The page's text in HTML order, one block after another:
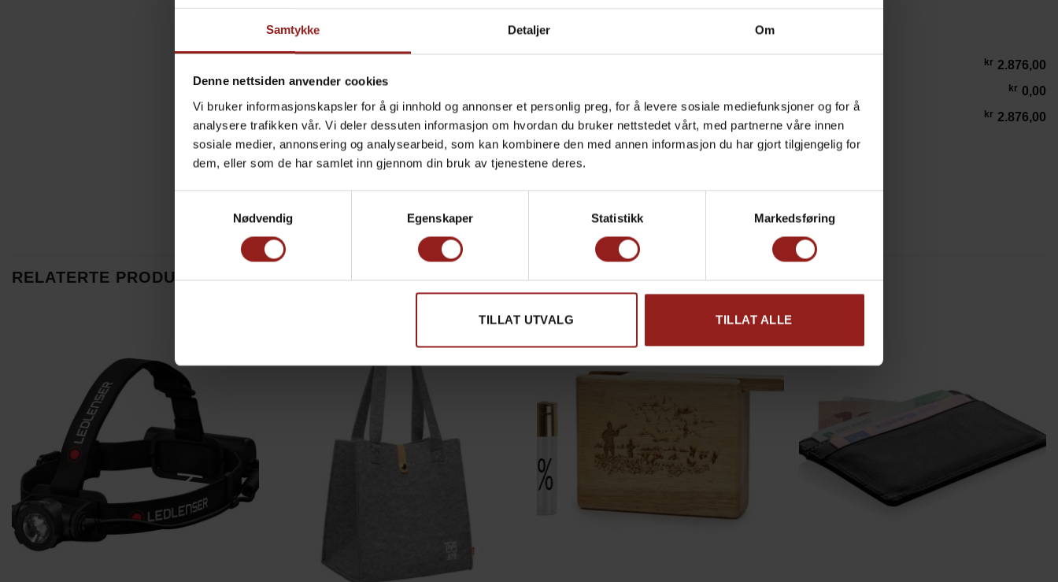
Samtykke Detaljer Om
Denne nettsiden anvender cookies
Vi bruker informasjonskapsler for å gi innhold og annonser et personlig preg, for å levere sosiale mediefunksjoner og for å
analysere trafikken vår. Vi deler dessuten informasjon om hvordan du bruker nettstedet vårt, med partnerne våre innen
sosiale medier, annonsering og analysearbeid, som kan kombinere den med annen informasjon du har gjort tilgjengelig for
dem, eller som de har samlet inn gjennom din bruk av tjenestene deres.
Nødvendig
Egenskaper Statistikk Markedsføring
TILLAT UTVALG TILLAT ALLE
kr 2.876,00
kr 0,00
Totalsum
kr 2.876,00
RELATERTE PRODUKTER